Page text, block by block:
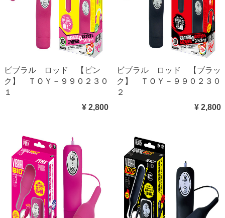
ビブラル ロッド 【ピン
ク】 ＴＯＹ－９９０２３０
１
¥ 2,800
ビブラル ロッド 【ブラッ
ク】 ＴＯＹ－９９０２３０
２
¥ 2,800